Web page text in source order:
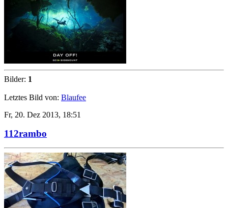
Bilder: 1
Letztes Bild von: Blaufee
Fr, 20. Dez 2013, 18:51
112rambo